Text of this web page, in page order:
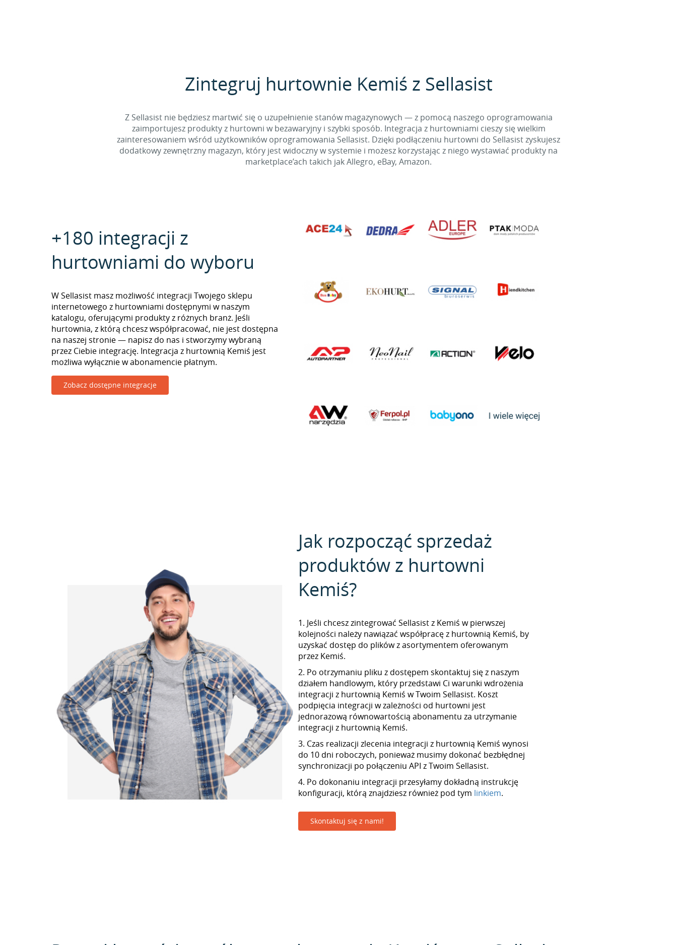
Zintegruj hurtownie Kemiś z Sellasist
Z Sellasist nie będziesz martwić się o uzupełnienie stanów magazynowych — z pomocą naszego oprogramowania
zaimportujesz produkty z hurtowni w bezawaryjny i szybki sposób. Integracja z hurtowniami cieszy się wielkim
zainteresowaniem wśród użytkowników oprogramowania Sellasist. Dzięki podłączeniu hurtowni do Sellasist zyskujesz
dodatkowy zewnętrzny magazyn, który jest widoczny w systemie i możesz korzystając z niego wystawiać produkty na
marketplace’ach takich jak Allegro, eBay, Amazon.
+180 integracji z
hurtowniami do wyboru
W Sellasist masz możliwość integracji Twojego sklepu
internetowego z hurtowniami dostępnymi w naszym
katalogu, oferującymi produkty z różnych branż. Jeśli
hurtownia, z którą chcesz współpracować, nie jest dostępna
na naszej stronie — napisz do nas i stworzymy wybraną
przez Ciebie integrację. Integracja z hurtownią Kemiś jest
możliwa wyłącznie w abonamencie płatnym.
Zobacz dostępne integracje
Jak rozpocząć sprzedaż
produktów z hurtowni
Kemiś?
1. Jeśli chcesz zintegrować Sellasist z Kemiś w pierwszej
kolejności należy nawiązać współpracę z hurtownią Kemiś, by
uzyskać dostęp do plików z asortymentem oferowanym
przez Kemiś.
2. Po otrzymaniu pliku z dostępem skontaktuj się z naszym
działem handlowym, który przedstawi Ci warunki wdrożenia
integracji z hurtownią Kemiś w Twoim Sellasist. Koszt
podpięcia integracji w zależności od hurtowni jest
jednorazową równowartością abonamentu za utrzymanie
integracji z hurtownią Kemiś.
3. Czas realizacji zlecenia integracji z hurtownią Kemiś wynosi
do 10 dni roboczych, ponieważ musimy dokonać bezbłędnej
synchronizacji po połączeniu API z Twoim Sellasist.
4. Po dokonaniu integracji przesyłamy dokładną instrukcję
konfiguracji, którą znajdziesz również pod tym linkiem.
Skontaktuj się z nami!